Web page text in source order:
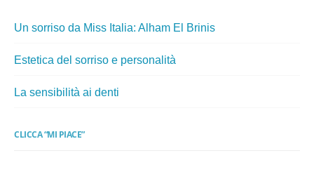
Un sorriso da Miss Italia: Alham El Brinis
Estetica del sorriso e personalità
La sensibilità ai denti
CLICCA “MI PIACE”